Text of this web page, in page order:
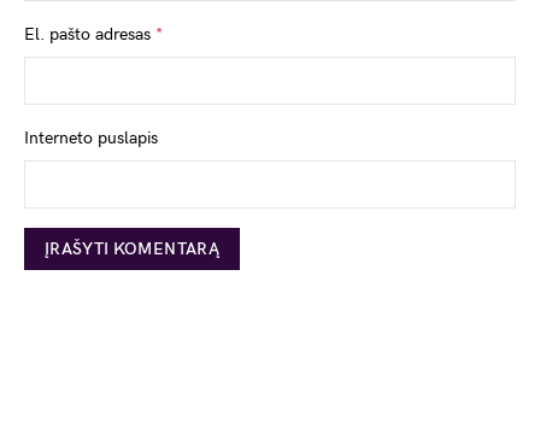
El. pašto adresas *
Interneto puslapis